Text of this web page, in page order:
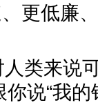
更低廉
人类来说
说“我